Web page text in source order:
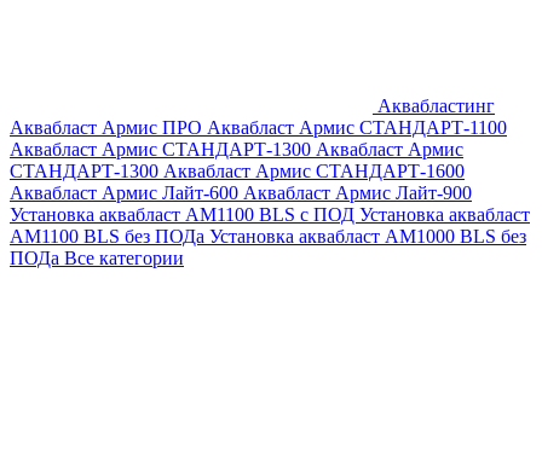
Аквабластинг
Аквабласт Армис ПРО Аквабласт Армис СТАНДАРТ-1100
Аквабласт Армис СТАНДАРТ-1300 Аквабласт Армис
СТАНДАРТ-1300 Аквабласт Армис СТАНДАРТ-1600
Аквабласт Армис Лайт-600 Аквабласт Армис Лайт-900
Установка аквабласт AM1100 BLS с ПОД Установка аквабласт
AM1100 BLS без ПОДа Установка аквабласт AM1000 BLS без
ПОДа Все категории